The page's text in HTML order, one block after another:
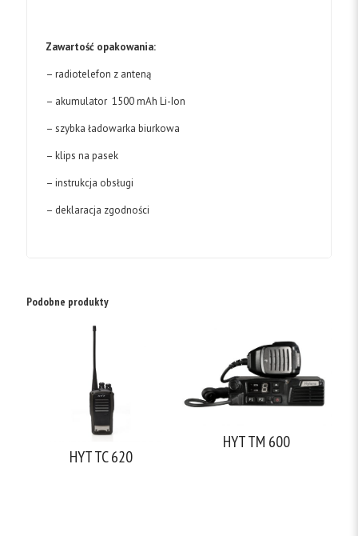
Zawartość opakowania:
– radiotelefon z anteną
– akumulator 1500 mAh Li-Ion
– szybka ładowarka biurkowa
– klips na pasek
– instrukcja obsługi
– deklaracja zgodności
Podobne produkty
HYT TC 620
HYT TM 600